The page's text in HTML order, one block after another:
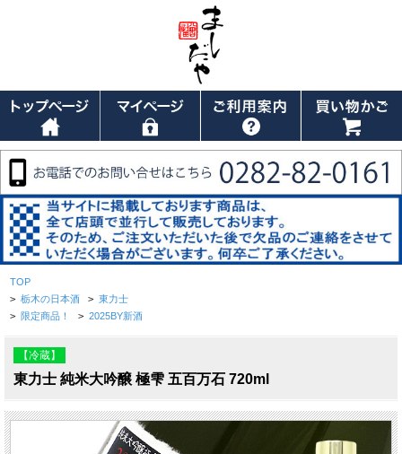
TOP
> 栃木の日本酒 > 東力士
> 限定商品！ > 2025BY新酒
【冷蔵】
東力士 純米大吟醸 極雫 五百万石 720ml